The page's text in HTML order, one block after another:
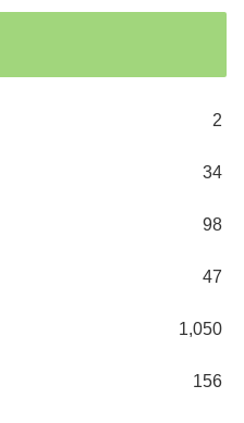
2
34
98
47
1,050
156